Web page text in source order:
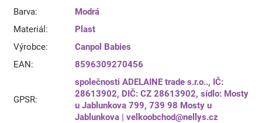
Barva:
Modrá
Materiál :
Plast
Výrobce:
Canpol Babies
EAN: 8596309270456
GPSR:
společnosti ADELAINE trade s.r.o.., IČ:
28613902, DIČ: CZ 28613902, sídlo: Mosty
u Jablunkova 799, 739 98 Mosty u
Jablunkova | velkoobchod@nellys.cz